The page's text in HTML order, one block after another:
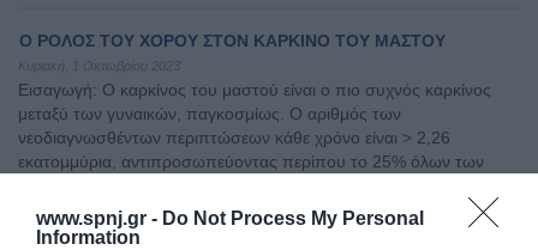
www.spnj.gr - Do Not Process My Personal
Information
Ο ΡΟΛΟΣ ΤΟΥ ΧΟΡΟΥ ΣΤΟΝ ΚΑΡΚΙΝΟ ΤΟΥ ΜΑΣΤΟΥ
Κυριακή, 1 Οκτωβρίου 2023
Εισαγωγή: O καρκίνος του μαστού είναι ο πιο συχνός καρκίνος
μεταξύ των γυναικών, παγκοσμίως. Ο αριθμός των
νεοδιαγνωσθέντων περιπτώσεων κάθε χρόνο είναι > 2,26
εκατομμύρια, αντιπροσωπεύοντας περίπου το 25% όλων των
με καρκίνο του μαστού συσχετίζεται με οφέλη για την σωματική και
ψυχική υγεία.Σκοπός της παρούσας ανασκόπησης ήταν η